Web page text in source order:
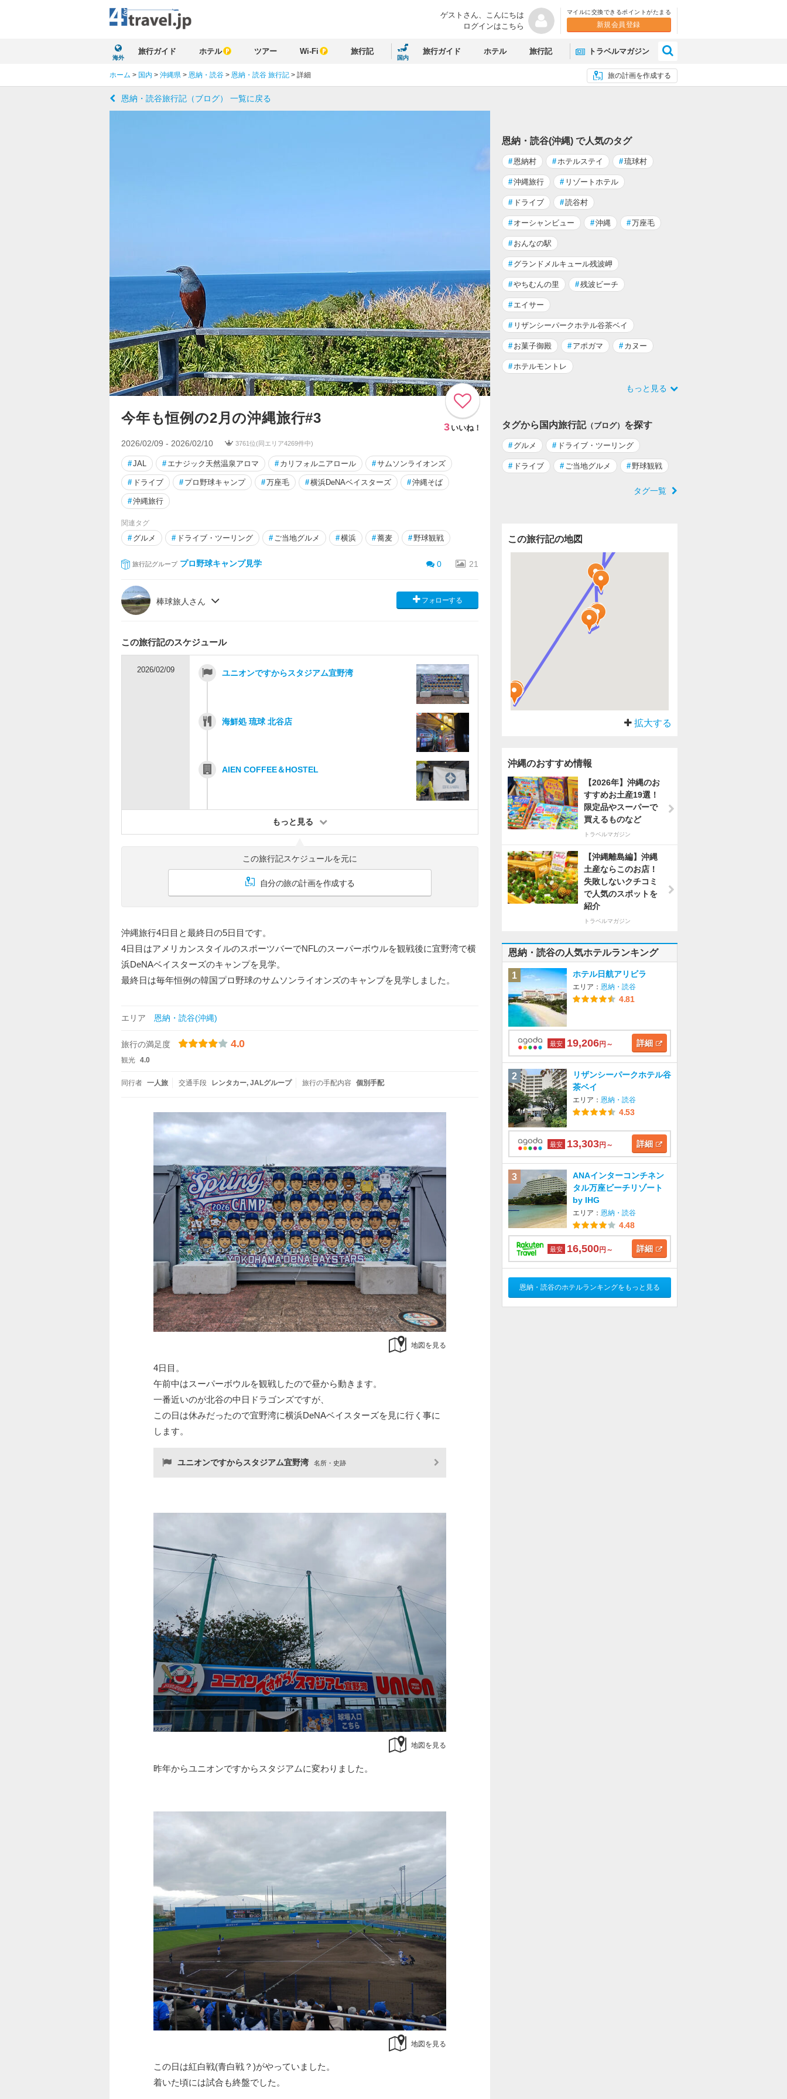
ゲストさん、 こんにちは
ログインはこちら
マイルに交換できるポイントがたまる
新規会員登録
海外
旅行ガイド ホテル ツアー Wi-Fi 旅行記
国内
旅行ガイド ホテル 旅行記 トラベルマガジン
旅の計画を作成する
ホーム > 国内 > 沖縄県 > 恩納・読谷 > 恩納・読谷 旅行記 > 詳細
恩納・読谷旅行記（ブログ） 一覧に戻る
今年も恒例の2月の沖縄旅行#3
3 いいね！
2026/02/09 - 2026/02/10 3761位(同エリア4269件中)
#JAL # エナジック天然温泉アロマ # カリフォルニアロール #サムソンライオンズ
# ドライブ # プロ野球キャンプ #万座毛 #横浜DeNAベイスターズ #沖縄そば
#沖縄旅行
関連タグ
# グルメ # ドライブ・ツーリング # ご当地グルメ #横浜 #蕎麦 #野球観戦
旅行記グループ プロ野球キャンプ見学 0 21
棒球旅人さん フォローする
この旅行記のスケジュール
2026/02/09 ユニオンですからスタジアム宜野湾
海鮮処 琉球 北谷店
AIEN COFFEE＆HOSTEL
もっと見る
この旅行記スケジュールを元に
自分の旅の計画を作成する
沖縄旅行4日目と最終日の5日目です。
4日目はアメリカンスタイルのスポーツバーでNFLのスーパーボウルを観戦後に宜野湾で横
浜DeNAベイスターズのキャンプを見学。
最終日は毎年恒例の韓国プロ野球のサムソンライオンズのキャンプを見学しました。
エリア 恩納・読谷(沖縄)
旅行の満足度 4.0
観光 4.0
同行者 一人旅 交通手段 レンタカー JALグループ 旅行の手配内容 個別手配
地図を見る
4日目。
午前中はスーパーボウルを観戦したので昼から動きます。
一番近いのが北谷の中日ドラゴンズですが、
この日は休みだったので宜野湾に横浜DeNAベイスターズを見に行く事に
します。
ユニオンですからスタジアム宜野湾 名所・史跡
地図を見る
昨年からユニオンですからスタジアムに変わりました。
地図を見る
この日は紅白戦(青白戦？)がやっていました。
着いた頃には試合も終盤でした。
恩納・読谷(沖縄) で人気のタグ
#恩納村 #ホテルステイ #琉球村
#沖縄旅行 # リゾートホテル
# ドライブ #読谷村
# オーシャンビュー #沖縄 #万座毛
# おんなの駅
# グランドメルキュール残波岬
#やちむんの里 #残波ビーチ
# エイサー
# リザンシーパークホテル谷茶ベイ
# お菓子御殿 # アポガマ # カヌー
#ホテルモントレ
もっと見る
タグから国内旅行記（ブログ） を探す
# グルメ # ドライブ・ツーリング
# ドライブ # ご当地グルメ #野球観戦
タグ一覧
この旅行記の地図
拡大する
沖縄のおすすめ情報
【2026年】沖縄のお
すすめお土産19選！
限定品やスーパーで
買えるものなど
トラベルマガジン
【沖縄離島編】沖縄
土産ならこのお店！
失敗しないクチコミ
で人気のスポットを
紹介
トラベルマガジン
恩納・読谷の人気ホテルランキング
1 ホテル日航アリビラ
エリア： 恩納・読谷
4.81
最安 19,206円～ 詳細
2
リザンシーパークホテル谷
茶ベイ
エリア： 恩納・読谷
4.53
最安 13,303円～ 詳細
3
ANAインターコンチネン
タル万座ビーチリゾート
by IHG
エリア： 恩納・読谷
4.48
最安 16,500円～ 詳細
恩納・読谷のホテルランキングをもっと見る